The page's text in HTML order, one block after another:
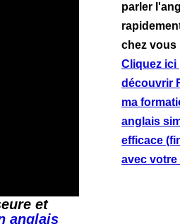
et
anglais
parler
chez vous
Cliquez ici
découvrir
ma
anglais
efficace
avec votre